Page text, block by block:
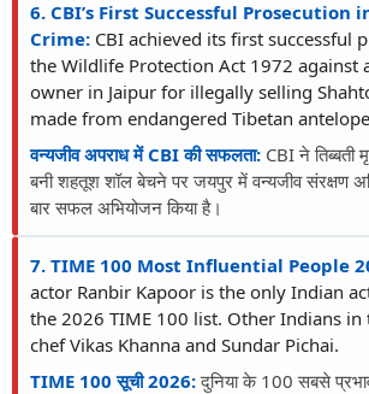
6. CBI’s First Successful Prosecution
Crime: CBI achieved its first successful
the Wildlife Protection Act 1972 against
owner in Jaipur for illegally selling
made from endangered Tibetan
वन्यजीव अपराध में CBI की सफलता: CBI ने तिब्बती
बनी शहतूश शॉल बेचने पर जयपुर में वन्यजीव संरक्षण
बार सफल अभियोजन किया है।
7. TIME 100 Most Influential People
actor Ranbir Kapoor is the only Indian
the 2026 TIME 100 list. Other Indians in
chef Vikas Khanna and Sundar Pichai.
TIME 100 सूची 2026:दुनिया के 100 सबसे